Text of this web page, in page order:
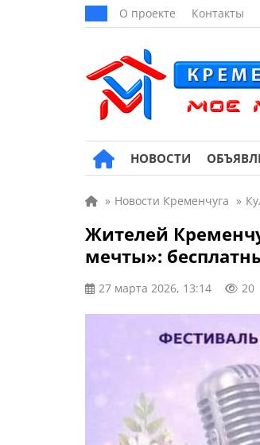
О проекте Контакты
НОВОСТИ
» Новости Кременчуга »
Жителей
мечты»:
27 марта 2026, 13:14 20